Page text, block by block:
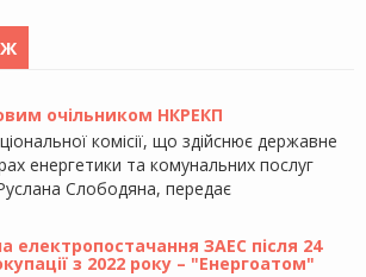
очільником НКРЕКП
комісії, що здійснює державне
енергетики та комунальних послуг
Слободяна, передає
електропостачання ЗАЕС після 24
з 2022 року – "Енергоатом"